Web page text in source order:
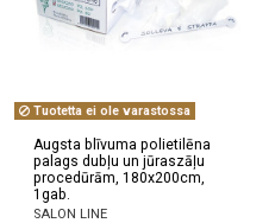
Tuotetta ei ole varastossa
Augsta blīvuma polietilēna
palags dubļu un jūraszāļu
procedūrām, 180x200cm,
1gab.
SALON LINE